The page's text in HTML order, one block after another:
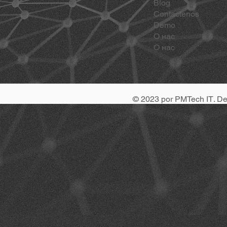
Blog
Contactenos
Demo
О нас
О нас
© 2023 por PMTech IT.